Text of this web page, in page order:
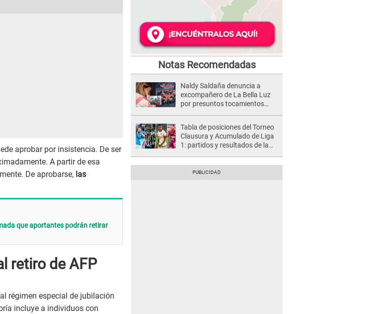
aprobar por insistencia. De ser
A partir de esa
De aprobarse, las
que aportantes podrán retirar
retiro de AFP
régimen especial de jubilación
incluye a individuos con
Notas Recomendadas
Naldy Saldaña denuncia a
excompañero de La Bella Luz
por presuntos tocamientos
Tabla de posiciones del Torneo
Clausura y Acumulado de Liga
1: partidos y resultados de la